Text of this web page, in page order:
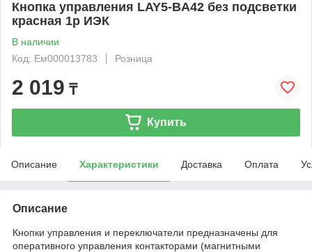
Кнопка управления LAY5-BA42 без подсветки
красная 1р ИЭК
В наличии
Код: Ем000013783
Розница
2 019 ₸
Купить
Описание Характеристики Доставка Оплата
Описание
Кнопки управления и переключатели предназначены для
оперативного управления контакторами (магнитными